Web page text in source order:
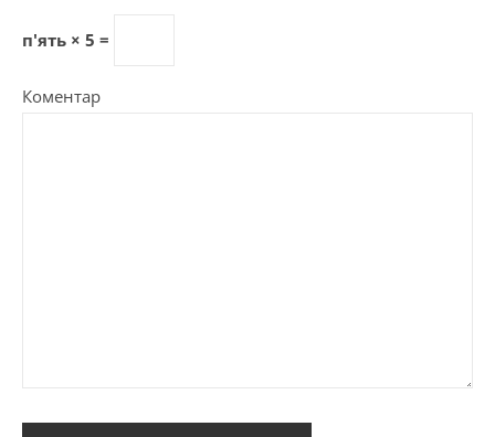
п'ять × 5 =
Коментар